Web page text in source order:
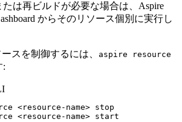
は再ビルドが必要な場合は、Aspire
からそのリソース個別に実行し
スを制御するには、 aspire resource
:
<resource-name> stop
<resource-name> start